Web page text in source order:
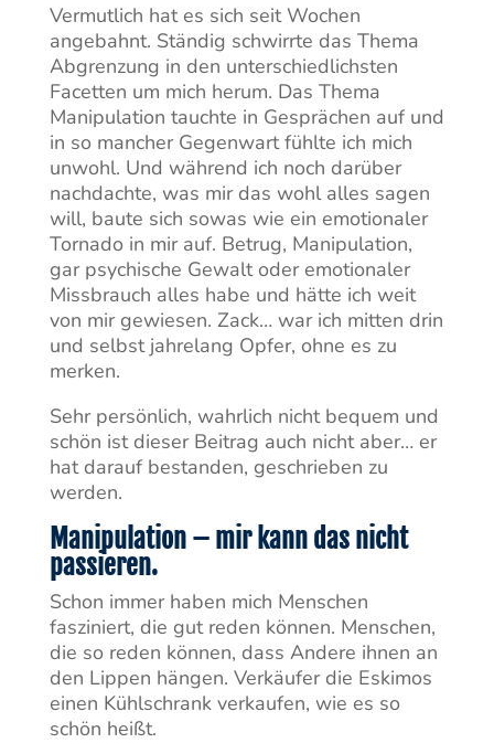
Vermutlich hat es sich seit Wochen
angebahnt. Ständig schwirrte das Thema
Abgrenzung in den unterschiedlichsten
Facetten um mich herum. Das Thema
Manipulation tauchte in Gesprächen auf und
in so mancher Gegenwart fühlte ich mich
unwohl. Und während ich noch darüber
nachdachte, was mir das wohl alles sagen
will, baute sich sowas wie ein emotionaler
Tornado in mir auf. Betrug, Manipulation,
gar psychische Gewalt oder emotionaler
Missbrauch alles habe und hätte ich weit
von mir gewiesen. Zack… war ich mitten drin
und selbst jahrelang Opfer, ohne es zu
merken.
Sehr persönlich, wahrlich nicht bequem und
schön ist dieser Beitrag auch nicht aber… er
hat darauf bestanden, geschrieben zu
werden.
Manipulation – mir kann das nicht
passieren.
Schon immer haben mich Menschen
fasziniert, die gut reden können. Menschen,
die so reden können, dass Andere ihnen an
den Lippen hängen. Verkäufer die Eskimos
einen Kühlschrank verkaufen, wie es so
schön heißt.